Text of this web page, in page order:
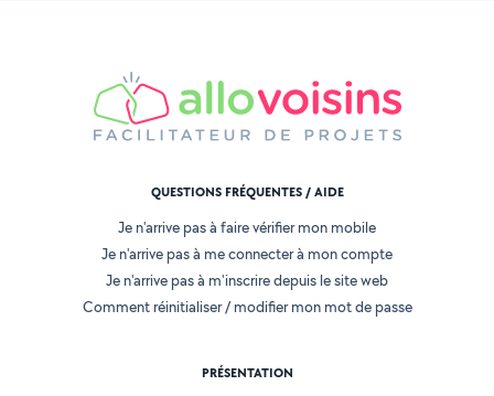
QUESTIONS FRÉQUENTES / AIDE
Je n'arrive pas à faire vérifier mon mobile
Je n'arrive pas à me connecter à mon compte
Je n'arrive pas à m'inscrire depuis le site web
Comment réinitialiser / modifier mon mot de passe
PRÉSENTATION